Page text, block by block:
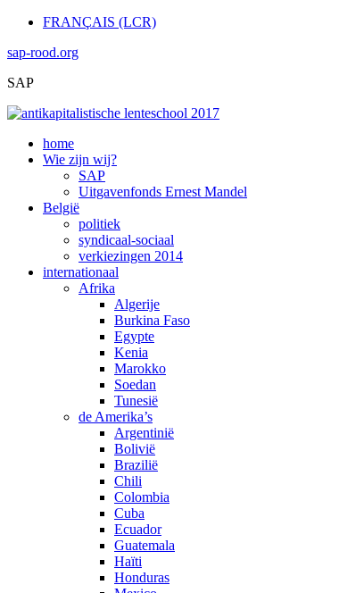
FRANÇAIS (LCR)
sap-rood.org
SAP
home
Wie zijn wij?
SAP
Uitgavenfonds Ernest Mandel
België
politiek
syndicaal-sociaal
verkiezingen 2014
internationaal
Afrika
Algerije
Burkina Faso
Egypte
Kenia
Marokko
Soedan
Tunesië
de Amerika’s
Argentinië
Bolivië
Brazilië
Chili
Colombia
Cuba
Ecuador
Guatemala
Haïti
Honduras